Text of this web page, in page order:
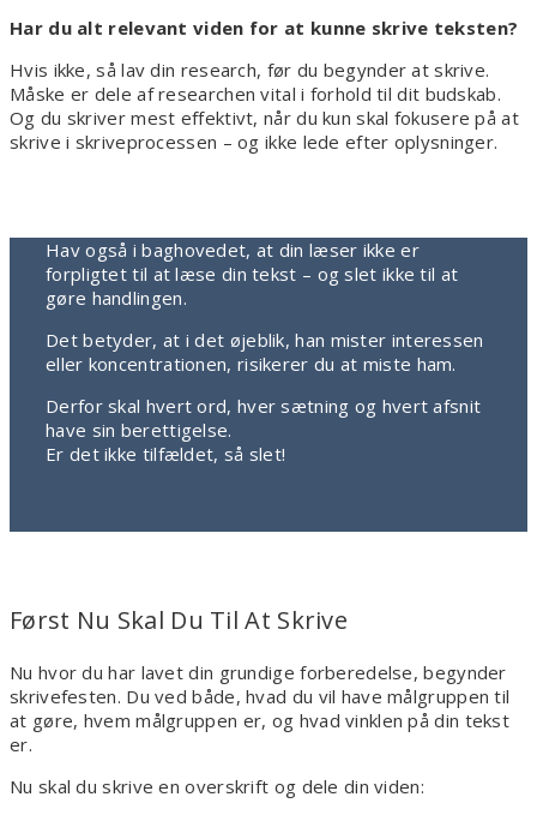
Har du alt relevant viden for at kunne skrive teksten?
Hvis ikke, så lav din research, før du begynder at skrive.
Måske er dele af researchen vital i forhold til dit budskab.
Og du skriver mest effektivt, når du kun skal fokusere på at
skrive i skriveprocessen – og ikke lede efter oplysninger.
Hav også i baghovedet, at din læser ikke er
forpligtet til at læse din tekst – og slet ikke til at
gøre handlingen.
Det betyder, at i det øjeblik, han mister interessen
eller koncentrationen, risikerer du at miste ham.
Derfor skal hvert ord, hver sætning og hvert afsnit
have sin berettigelse.
Er det ikke tilfældet, så slet!
Først Nu Skal Du Til At Skrive
Nu hvor du har lavet din grundige forberedelse, begynder
skrivefesten. Du ved både, hvad du vil have målgruppen til
at gøre, hvem målgruppen er, og hvad vinklen på din tekst
er.
Nu skal du skrive en overskrift og dele din viden: